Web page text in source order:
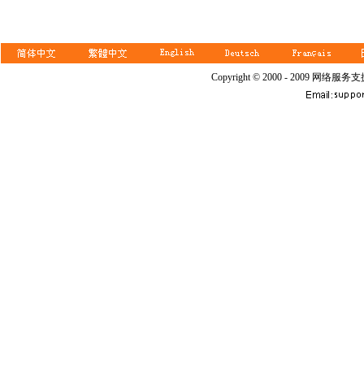
Copyright © 2000 - 2009 网络服务